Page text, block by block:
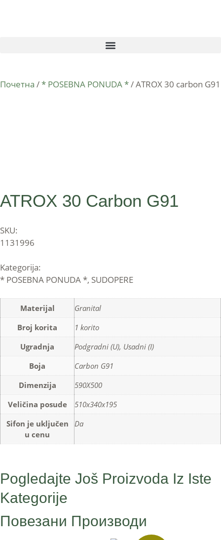
Почетна /* POSEBNA PONUDA */ ATROX 30 carbon G91
ATROX 30 Carbon G91
SKU:
1131996
Kategorija:
* POSEBNA PONUDA *, SUDOPERE
Materijal
Granital
Broj korita
1 korito
Ugradnja
Podgradni (U), Usadni (I)
Boja
Carbon G91
Dimenzija
590X500
Veličina posude
510x340x195
Sifon je uključen
u cenu
Da
Pogledajte Još Proizvoda Iz Iste
Kategorije
Повезани Производи